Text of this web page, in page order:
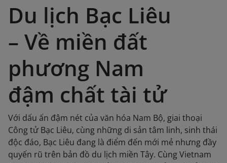
Du lịch Bạc Liêu
– Về miền đất
phương Nam
đậm chất tài tử
Với dấu ấn đậm nét của văn hóa Nam Bộ, giai thoại
Công tử Bạc Liêu, cùng những di sản tâm linh, sinh thái
độc đáo, Bạc Liêu đang là điểm đến mới mẻ nhưng đầy
quyến rũ trên bản đồ du lịch miền Tây. Cùng Vietnam